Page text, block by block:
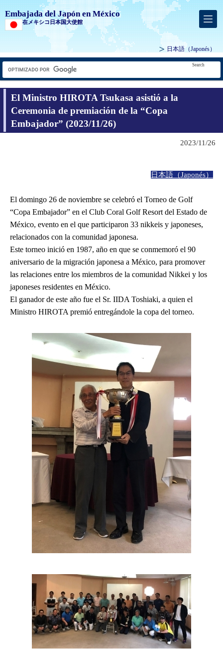
Embajada del Japón en México
在メキシコ日本国大使館
日本語（Japonés）
Search
El Ministro HIROTA Tsukasa asistió a la
Ceremonia de premiación de la “Copa
Embajador” (2023/11/26)
2023/11/26
日本語（Japonés）
El domingo 26 de noviembre se celebró el Torneo de Golf
“Copa Embajador” en el Club Coral Golf Resort del Estado de
México, evento en el que participaron 33 nikkeis y japoneses,
relacionados con la comunidad japonesa.
Este torneo inició en 1987, año en que se conmemoró el 90
aniversario de la migración japonesa a México, para promover
las relaciones entre los miembros de la comunidad Nikkei y los
japoneses residentes en México.
El ganador de este año fue el Sr. IIDA Toshiaki, a quien el
Ministro HIROTA premió entregándole la copa del torneo.